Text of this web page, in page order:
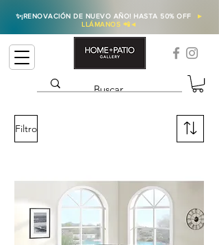
✨¡RENOVACIÓN DE NUEVO AÑO! HASTA 50% OFF
►
LLÁMANOS 📲◄
Filtro